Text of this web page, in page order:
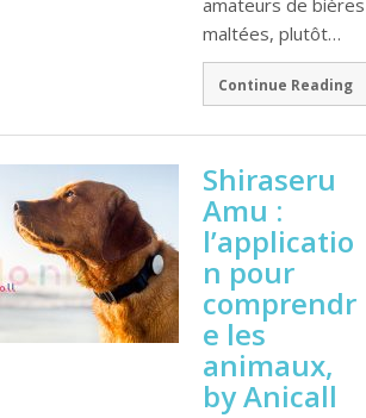
maltées, plutôt…
Continue Reading
Shiraseru
Amu :
l’applicatio
n pour
comprendr
e les
animaux,
by Anicall